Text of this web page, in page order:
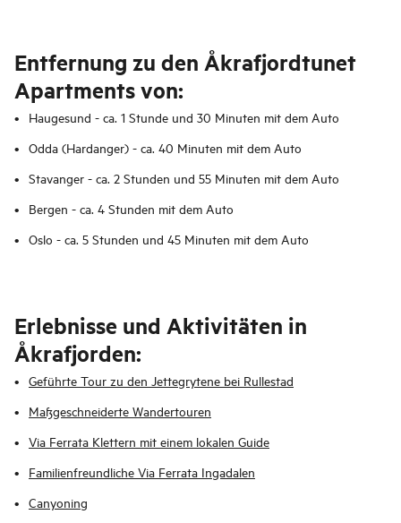
Entfernung zu den Åkrafjordtunet
Apartments von:
Haugesund - ca. 1 Stunde und 30 Minuten mit dem Auto
Odda (Hardanger) - ca. 40 Minuten mit dem Auto
Stavanger - ca. 2 Stunden und 55 Minuten mit dem Auto
Bergen - ca. 4 Stunden mit dem Auto
Oslo - ca. 5 Stunden und 45 Minuten mit dem Auto
Erlebnisse und Aktivitäten in
Åkrafjorden:
Geführte Tour zu den Jettegrytene bei Rullestad
Maßgeschneiderte Wandertouren
Via Ferrata Klettern mit einem lokalen Guide
Familienfreundliche Via Ferrata Ingadalen
Canyoning